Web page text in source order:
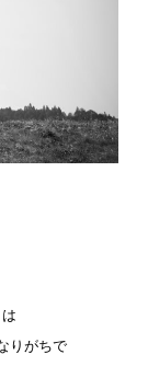
りがちで